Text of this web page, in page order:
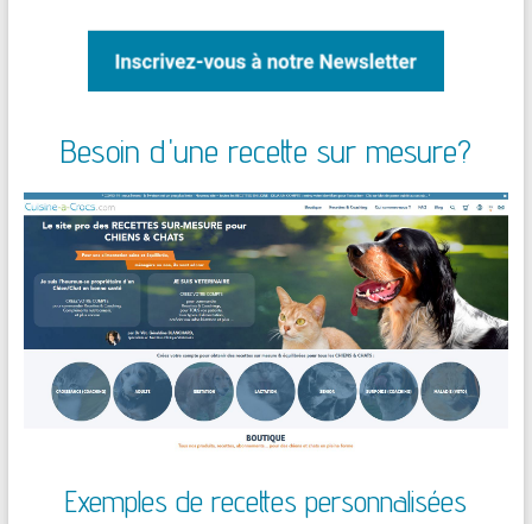
Besoin d'une recette sur mesure?
Exemples de recettes personnalisées